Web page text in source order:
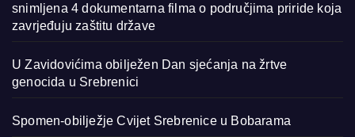
snimljena 4 dokumentarna filma o područjima priride koja
zavrjeđuju zaštitu države
U Zavidovićima obilježen Dan sjećanja na žrtve
genocida u Srebrenici
Spomen-obilježje Cvijet Srebrenice u Bobarama